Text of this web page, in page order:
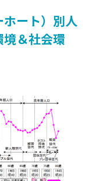
ート）別人
＆社会環